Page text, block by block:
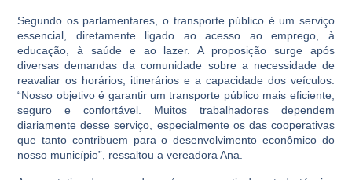
Segundo os parlamentares, o transporte público é um serviço
essencial, diretamente ligado ao acesso ao emprego, à
educação, à saúde e ao lazer. A proposição surge após
diversas demandas da comunidade sobre a necessidade de
reavaliar os horários, itinerários e a capacidade dos veículos.
“Nosso objetivo é garantir um transporte público mais eficiente,
seguro e confortável. Muitos trabalhadores dependem
diariamente desse serviço, especialmente os das cooperativas
que tanto contribuem para o desenvolvimento econômico do
nosso município”, ressaltou a vereadora Ana.